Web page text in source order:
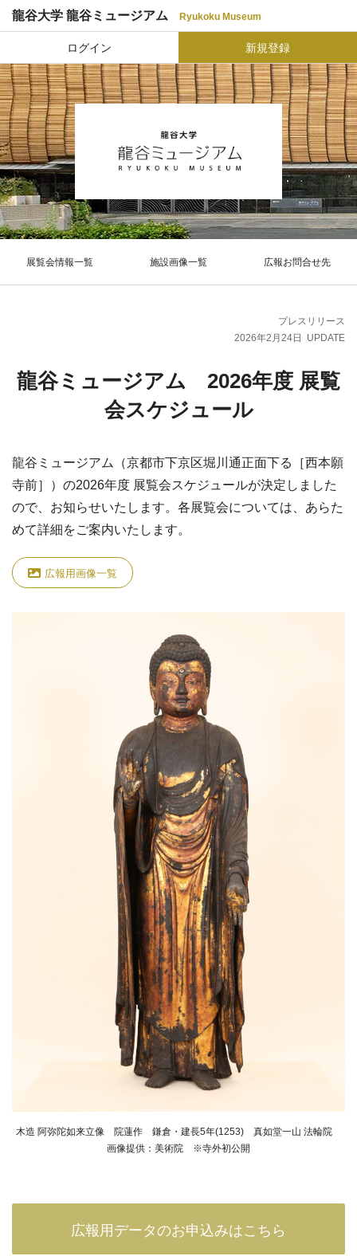
龍谷大学 龍谷ミュージアム Ryukoku Museum
ログイン 新規登録
展覧会情報一覧 施設画像一覧 広報お問合せ先
プレスリリース
2026年2月24日
UPDATE
龍谷ミュージアム 2026年度 展覧
会スケジュール
龍谷ミュージアム（京都市下京区堀川通正面下る［西本願
寺前］）の2026年度 展覧会スケジュールが決定しました
ので、お知らせいたします。各展覧会については、あらた
めて詳細をご案内いたします。
広報用画像一覧
木造 阿弥陀如来立像 院蓮作 鎌倉・建長5年(1253) 真如堂一山 法輪院
画像提供：美術院 ※寺外初公開
広報用データのお申込みはこちら